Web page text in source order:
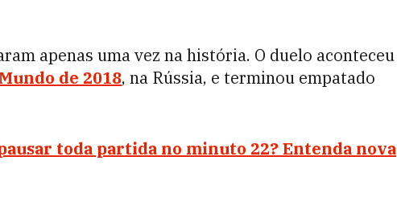
apenas uma vez na história. O duelo aconteceu
de 2018, na Rússia, e terminou empatado
toda partida no minuto 22? Entenda nova